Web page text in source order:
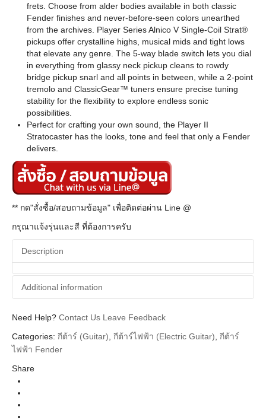
frets. Choose from alder bodies available in both classic
Fender finishes and never-before-seen colors unearthed
from the archives. Player Series Alnico V Single-Coil Strat®
pickups offer crystalline highs, musical mids and tight lows
that elevate any genre. The 5-way blade switch lets you dial
in everything from glassy neck pickup cleans to rowdy
bridge pickup snarl and all points in between, while a 2-point
tremolo and ClassicGear™ tuners ensure precise tuning
stability for the flexibility to explore endless sonic
possibilities.
Perfect for crafting your own sound, the Player II
Stratocaster has the looks, tone and feel that only a Fender
delivers.
** กด"สั่งซื้อ/สอบถามข้อมูล" เพื่อติดต่อผ่าน Line @
กรุณาแจ้งรุ่นและสี ที่ต้องการครับ
Description
Additional information
Additional information
Brands Fender
Need Help? Contact Us Leave Feedback
Categories: กีต้าร์ (Guitar) กีต้าร์ไฟฟ้า (Electric Guitar) กีต้าร์
ไฟฟ้า Fender
Share